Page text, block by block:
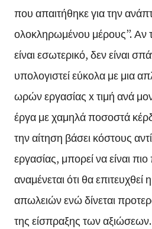
που απαιτήθηκε για την
ολοκληρωμένου μέρους”. Αν
είναι εσωτερικό, δεν είναι
υπολογιστεί εύκολα με μια
ωρών εργασίας x τιμή ανά
έργα με χαμηλά ποσοστά
την αίτηση βάσει κόστους
εργασίας, μπορεί να είναι
αναμένεται ότι θα
απωλειών ενώ δίνεται
της είσπραξης των αξιώσεων.